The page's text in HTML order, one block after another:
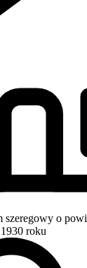
szeregowy o
roku